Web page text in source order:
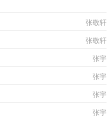
张敬轩、谢安琪
张敬轩
张敬轩
张宇
张宇
张宇
张宇